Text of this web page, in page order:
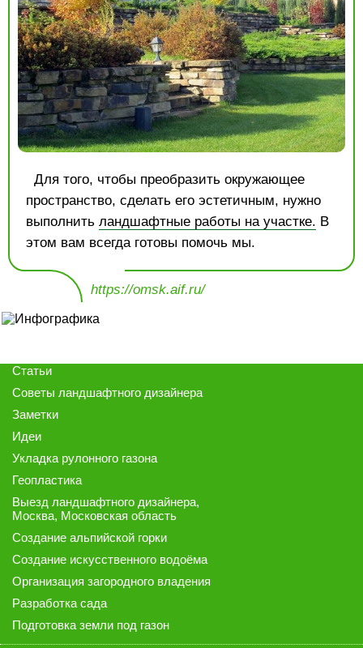
Для того, чтобы преобразить окружающее
пространство, сделать его эстетичным, нужно
выполнить ландшафтные работы на участке. В
этом вам всегда готовы помочь мы.
https://omsk.aif.ru/
Статьи
Советы ландшафтного дизайнера
Заметки
Идеи
Укладка рулонного газона
Геопластика
Выезд ландшафтного дизайнера,
Москва, Московская область
Создание альпийской горки
Создание искусственного водоёма
Организация загородного владения
Разработка сада
Подготовка земли под газон